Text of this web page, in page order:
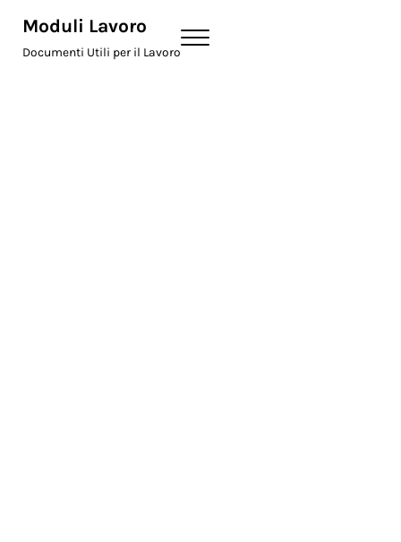
Moduli Lavoro
Documenti Utili per il Lavoro
Menu